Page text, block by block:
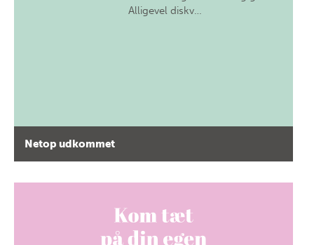
Alligevel diskv…
Netop udkommet